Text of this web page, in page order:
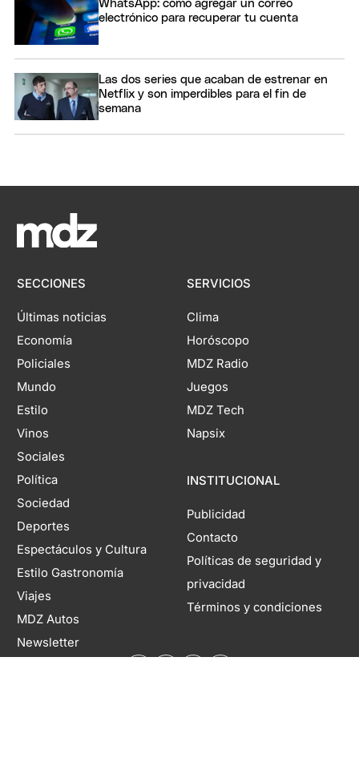
WhatsApp: cómo agregar un correo
electrónico para recuperar tu cuenta
Las dos series que acaban de estrenar en
Netflix y son imperdibles para el fin de
semana
SECCIONES
Últimas noticias
Economía
Policiales
Mundo
Estilo
Vinos
Sociales
Política
Sociedad
Deportes
Espectáculos y Cultura
Estilo Gastronomía
Viajes
MDZ Autos
Newsletter
SERVICIOS
Clima
Horóscopo
MDZ Radio
Juegos
MDZ Tech
Napsix
INSTITUCIONAL
Publicidad
Contacto
Políticas de seguridad y
privacidad
Términos y condiciones